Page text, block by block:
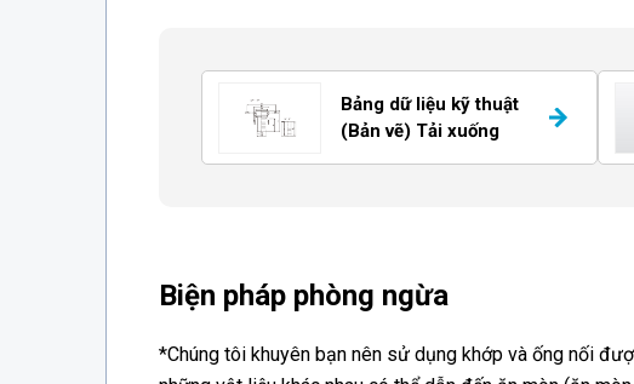
Bảng dữ liệu kỹ thuật
(Bản vẽ) Tải xuống
Biện pháp phòng ngừa
*Chúng tôi khuyên bạn nên sử dụng khớp và ống nối